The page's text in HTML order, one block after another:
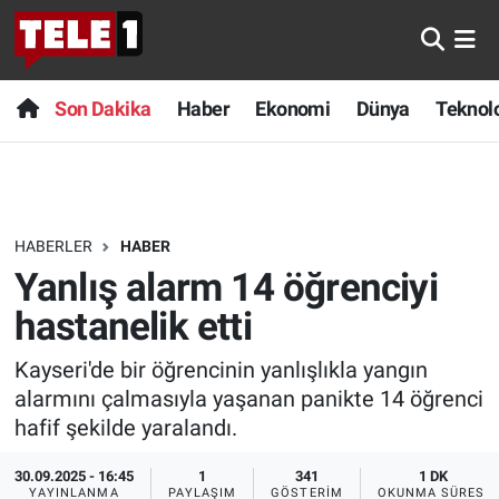
Son Dakika Haber Ekonomi Dünya
HABERLER HABER
Yanlış alarm 14 öğrenciyi
hastanelik etti
Kayseri'de bir öğrencinin yanlışlıkla yangın
alarmını çalmasıyla yaşanan panikte 14 öğrenci
hafif şekilde yaralandı.
30.09.2025 - 16:45
YAYINLANMA
1
PAYLAŞIM
341
GÖSTERIM
1 DK
OKUNMA SÜRESI
Anında Manşet
Başka Sohbetler
Bilim turu
Bilim ve Teknoloji Evreni
Doğa Konuşuyor
Dünya
Ege Saati
Son Dakika
Haber
Dünya
Teknoloji
Sağlık
Spor
Yayın Akışı
Nöbetçi Eczaneler
Hava Durumu
Trafik Durumu
Süper Lig Puan Durumu ve Fikstür
Tüm Manşetler
Son Dakika Haberleri
Haber Arşivi